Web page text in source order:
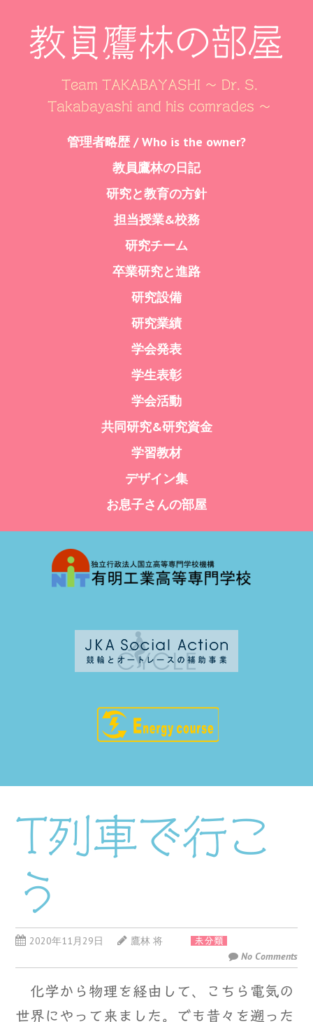
教員鷹林の部屋
Team TAKABAYASHI ～ Dr. S.
Takabayashi and his comrades ～
管理者略歴 / Who is the owner?
教員鷹林の日記
研究と教育の方針
担当授業&校務
研究チーム
卒業研究と進路
研究設備
研究業績
学会発表
学生表彰
学会活動
共同研究&研究資金
学習教材
デザイン集
お息子さんの部屋
T列車で行こ
う
2020年11月29日 鷹林 将 未分類
No Comments
化学から物理を経由して、こちら電気の
世界にやって来ました。でも昔々を遡った